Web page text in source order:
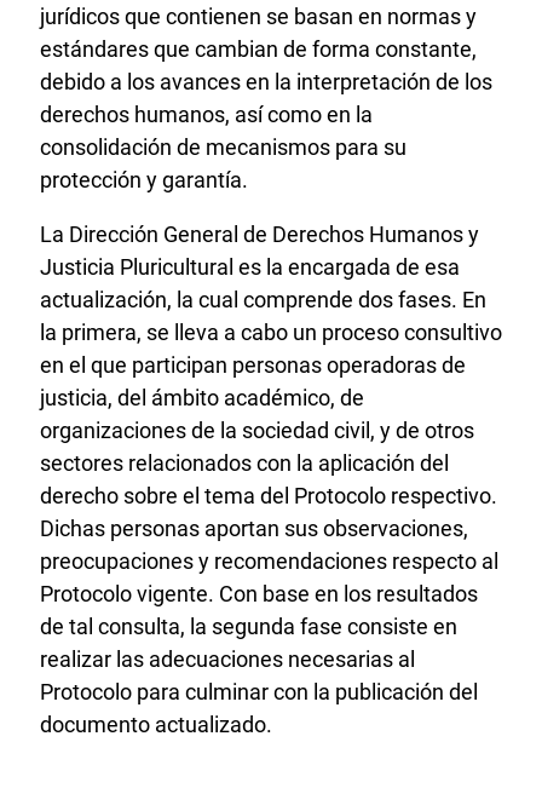
jurídicos que contienen se basan en normas y
estándares que cambian de forma constante,
debido a los avances en la interpretación de los
derechos humanos, así como en la
consolidación de mecanismos para su
protección y garantía.
La Dirección General de Derechos Humanos y
Justicia Pluricultural es la encargada de esa
actualización, la cual comprende dos fases. En
la primera, se lleva a cabo un proceso consultivo
en el que participan personas operadoras de
justicia, del ámbito académico, de
organizaciones de la sociedad civil, y de otros
sectores relacionados con la aplicación del
derecho sobre el tema del Protocolo respectivo.
Dichas personas aportan sus observaciones,
preocupaciones y recomendaciones respecto al
Protocolo vigente. Con base en los resultados
de tal consulta, la segunda fase consiste en
realizar las adecuaciones necesarias al
Protocolo para culminar con la publicación del
documento actualizado.